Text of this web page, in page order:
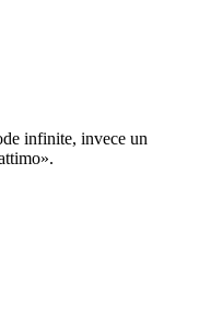
infinite, invece un